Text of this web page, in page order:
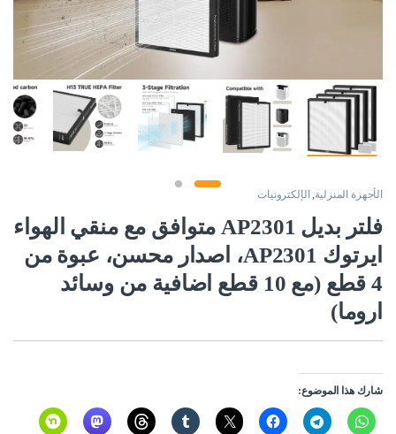
الأجهزة المنزلية, الإلكترونيات
فلتر بديل AP2301 متوافق مع منقي الهواء
ايرتوك AP2301، اصدار محسن، عبوة من
4 قطع (مع 10 قطع اضافية من وسائد
اروما)
شارك هذا الموضوع: